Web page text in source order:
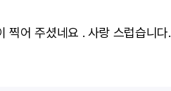
찍어 주셨네요 . 사랑 스럽습니다.